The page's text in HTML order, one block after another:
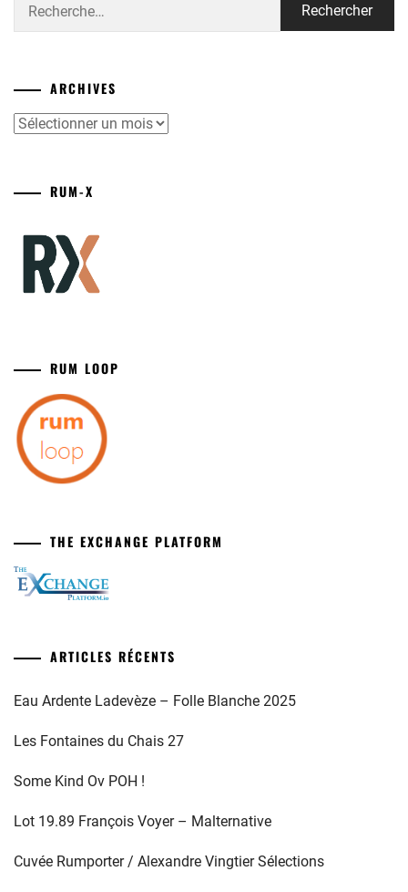
ARCHIVES
Archives
RUM-X
RUM LOOP
THE EXCHANGE PLATFORM
ARTICLES RÉCENTS
Eau Ardente Ladevèze – Folle Blanche 2025
Les Fontaines du Chais 27
Some Kind Ov POH !
Lot 19.89 François Voyer – Malternative
Cuvée Rumporter / Alexandre Vingtier Sélections